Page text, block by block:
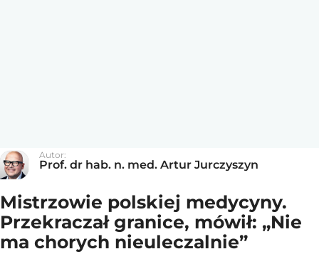
Autor:
Prof. dr hab. n. med. Artur Jurczyszyn
Mistrzowie polskiej medycyny.
Przekraczał granice, mówił: „Nie
ma chorych nieuleczalnie”